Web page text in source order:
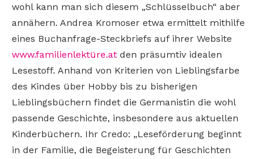
wohl kann man sich diesem „Schlüsselbuch“ aber
annähern. Andrea Kromoser etwa ermittelt mithilfe
eines Buchanfrage-Steckbriefs auf ihrer Website
www.familienlektüre.at den präsumtiv idealen
Lesestoff. Anhand von Kriterien von Lieblingsfarbe
des Kindes über Hobby bis zu bisherigen
Lieblingsbüchern findet die Germanistin die wohl
passende Geschichte, insbesondere aus aktuellen
Kinderbüchern. Ihr Credo: „Leseförderung beginnt
in der Familie, die Begeisterung für Geschichten